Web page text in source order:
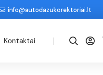
info@autodazukorektoriai.lt
Kontaktai |